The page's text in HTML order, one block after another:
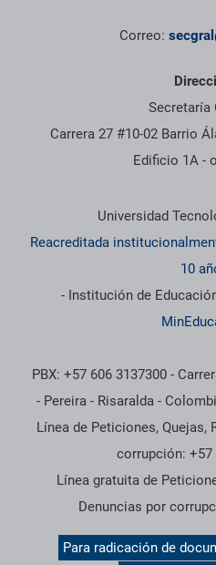
Correo:
Secretaría
Carrera 27 #10-02 Barrio
Edificio 1A -
Información
Universidad
Reacreditada
10
- Institución de
PBX: +57 606 3137300 -
- Pereira - Risaralda -
Línea de Peticiones, Quejas,
corrupción: +57
Línea gratuita de
Denuncias por
Para radicación de